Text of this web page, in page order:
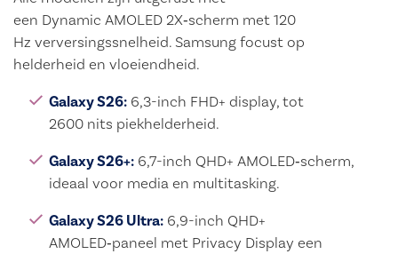
een Dynamic AMOLED 2X‑scherm met 120
Hz verversingssnelheid. Samsung focust op
helderheid en vloeiendheid.
Galaxy S26: 6,3-inch FHD+ display, tot
2600 nits piekhelderheid.
Galaxy S26+: 6,7-inch QHD+ AMOLED‑scherm,
ideaal voor media en multitasking.
Galaxy S26 Ultra: 6,9-inch QHD+
AMOLED‑paneel met Privacy Display een